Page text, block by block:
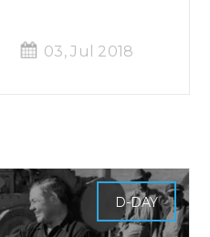
03, Jul 2018
D-DAY